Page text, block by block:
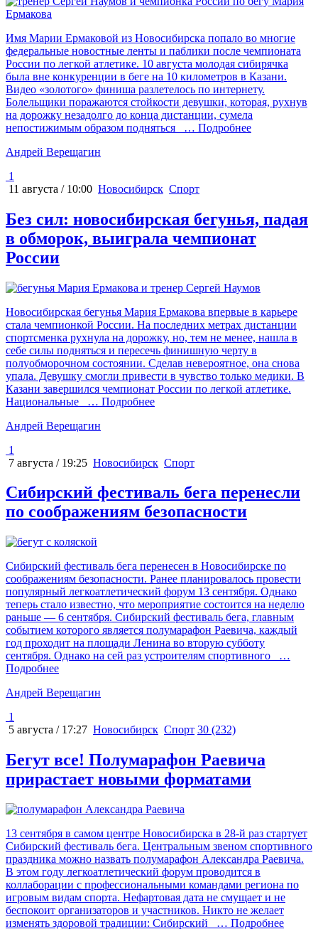
Имя Марии Ермаковой из Новосибирска попало во многие
федеральные новостные ленты и паблики после чемпионата
России по легкой атлетике. 10 августа молодая сибирячка
была вне конкуренции в беге на 10 километров в Казани.
Видео «золотого» финиша разлетелось по интернету.
Болельщики поражаются стойкости девушки, которая, рухнув
на дорожку незадолго до конца дистанции, сумела
непостижимым образом подняться
… Подробнее
Андрей Верещагин
1
11 августа / 10:00 Новосибирск Спорт
Без сил: новосибирская бегунья, падая
в обморок, выиграла чемпионат
России
Новосибирская бегунья Мария Ермакова впервые в карьере
стала чемпионкой России. На последних метрах дистанции
спортсменка рухнула на дорожку, но, тем не менее, нашла в
себе силы подняться и пересечь финишную черту в
полуобморочном состоянии. Сделав невероятное, она снова
упала. Девушку смогли привести в чувство только медики. В
Казани завершился чемпионат России по легкой атлетике.
Национальные
… Подробнее
Андрей Верещагин
1
7 августа / 19:25 Новосибирск Спорт
Сибирский фестиваль бега перенесли
по соображениям безопасности
Сибирский фестиваль бега перенесен в Новосибирске по
соображениям безопасности. Ранее планировалось провести
популярный легкоатлетический форум 13 сентября. Однако
теперь стало известно, что мероприятие состоится на неделю
раньше — 6 сентября. Сибирский фестиваль бега, главным
событием которого является полумарафон Раевича, каждый
год проходит на площади Ленина во вторую субботу
сентября. Однако на сей раз устроителям спортивного
…
Подробнее
Андрей Верещагин
1
5 августа / 17:27 Новосибирск Спорт 30 (232)
Бегут все! Полумарафон Раевича
прирастает новыми форматами
13 сентября в самом центре Новосибирска в 28-й раз стартует
Сибирский фестиваль бега. Центральным звеном спортивного
праздника можно назвать полумарафон Александра Раевича.
В этом году легкоатлетический форум проводится в
коллаборации с профессиональными командами региона по
игровым видам спорта. Нефартовая дата не смущает и не
беспокоит организаторов и участников. Никто не желает
изменять здоровой традиции: Сибирский
… Подробнее